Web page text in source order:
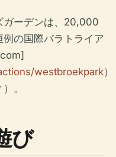
ガーデンは、20,000
の国際バラトライア
westbroekpark
）。
び